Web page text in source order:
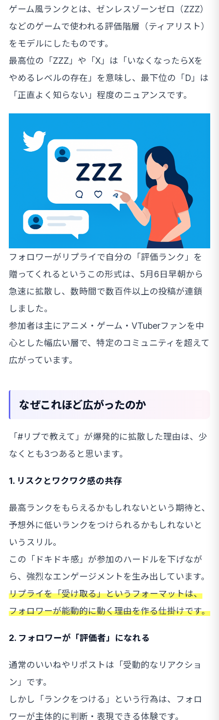
ゲーム風ランクとは、ゼンレスゾーンゼロ（ZZZ）
などのゲームで使われる評価階層（ティアリスト）
をモデルにしたものです。
最高位の「ZZZ」や「X」は「いなくなったらXを
やめるレベルの存在」を意味し、最下位の「D」は
「正直よく知らない」程度のニュアンスです。
フォロワーがリプライで自分の「評価ランク」を
贈ってくれるというこの形式は、5月6日早朝から
急速に拡散し、数時間で数百件以上の投稿が連鎖
しました。
参加者は主にアニメ・ゲーム・VTuberファンを中
心とした幅広い層で、特定のコミュニティを超えて
広がっています。
なぜこれほど広がったのか
「#リプで教えて」が爆発的に拡散した理由は、少
なくとも3つあると思います。
1. リスクとワクワク感の共存
最高ランクをもらえるかもしれないという期待と、
予想外に低いランクをつけられるかもしれないと
いうスリル。
この「ドキドキ感」が参加のハードルを下げなが
ら、強烈なエンゲージメントを生み出しています。
リプライを「受け取る」というフォーマットは、
フォロワーが能動的に動く理由を作る仕掛けです。
2. フォロワーが「評価者」になれる
通常のいいねやリポストは「受動的なリアクショ
ン」です。
しかし「ランクをつける」という行為は、フォロ
ワーが主体的に判断・表現できる体験です。